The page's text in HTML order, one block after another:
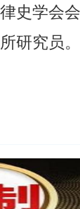
史学会
研究员。